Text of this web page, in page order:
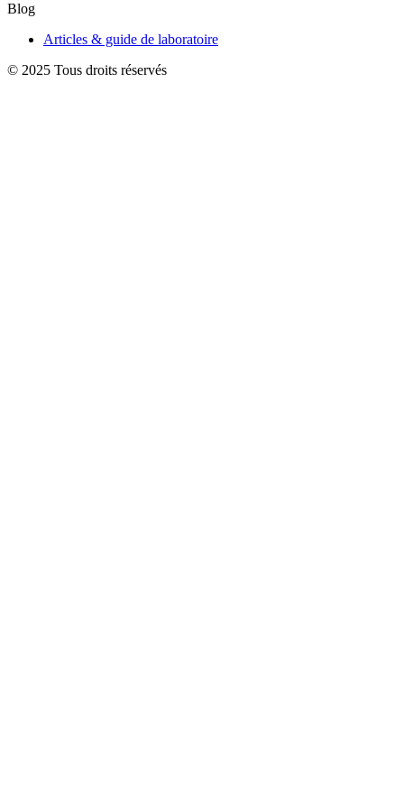
Blog
Articles & guide de laboratoire
© 2025 Tous droits réservés